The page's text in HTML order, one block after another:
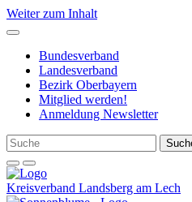
Weiter zum Inhalt
Bundesverband
Landesverband
Bezirk Oberbayern
Mitglied werden!
Anmeldung Newsletter
Kreisverband Landsberg am Lech